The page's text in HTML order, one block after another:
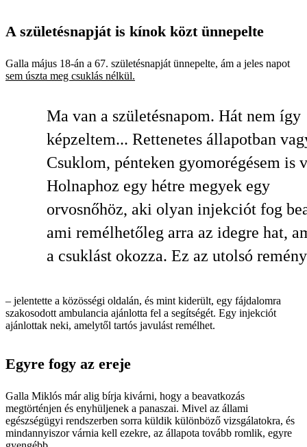
A születésnapját is kínok közt ünnepelte
Galla május 18-án a 67. születésnapját ünnepelte, ám a jeles napot
sem úszta meg csuklás nélkül.
Ma van a születésnapom. Hát nem így
képzeltem... Rettenetes állapotban
Csuklom, pénteken gyomorégésem is
Holnaphoz egy hétre megyek egy
orvosnőhöz, aki olyan injekciót fog
ami remélhetőleg arra az idegre hat,
a csuklást okozza. Ez az utolsó
– jelentette a közösségi oldalán, és mint kiderült, egy fájdalomra
szakosodott ambulancia ajánlotta fel a segítségét. Egy injekciót
ajánlottak neki, amelytől tartós javulást remélhet.
Egyre fogy az ereje
Galla Miklós már alig bírja kivárni, hogy a beavatkozás
megtörténjen és enyhüljenek a panaszai. Mivel az állami
egészségügyi rendszerben sorra küldik különböző vizsgálatokra, és
mindannyiszor várnia kell ezekre, az állapota tovább romlik, egyre